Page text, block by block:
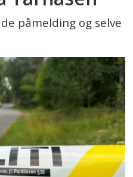
påmelding og selve